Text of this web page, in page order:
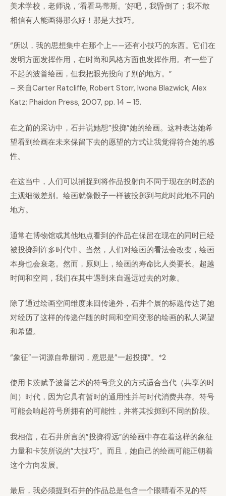
美术学校，老师说，’看看马蒂斯。’好吧，我昏倒了；我不敢
相信有人能画得那么好！那是大技巧。
“所以，我的思想集中在那个上——还有小技巧的东西。它们在
发明方面发挥作用，在时尚和风格方面也发挥作用。有一些了
不起的波普绘画，但我把眼光投向了别的地方。”
– 来自Carter Ratcliffe, Robert Storr, Iwona Blazwick, Alex
Katz; Phaidon Press, 2007, pp. 14 – 15.
在之前的采访中，石井说她想”投掷”她的绘画。这种表达她希
望看到绘画在未来保留下去的愿望的方式让我觉得符合她的感
性。
在这当中，人们可以捕捉到将作品投射向不同于现在的时态的
主观细微差别。绘画就像骰子一样被投掷到与此时此地不同的
地方。
通常在博物馆或其他地点看到的作品在保留在现在的同时已经
被投掷到许多时代中。当然，人们对绘画的看法会改变，绘画
本身也会衰老。然而，原则上，绘画的寿命比人类要长。超越
时间和空间，我们在其中遇到来自遥远过去的对象。
除了通过绘画空间维度来回传递外，石井个展的标题传达了她
对经历了这样的传递伴随的时间和空间变形的绘画的私人渴望
和希望。
“象征”一词源自希腊词，意思是”一起投掷”。*2
使用卡茨赋予波普艺术的符号意义的方式适合当代（共享的时
间）时代，因为它具有暂时的通用性并与时代消费共存。符号
可能会响起符号所拥有的可能性，并将其投掷到不同的阶段。
我相信，在石井所言的”投掷得远”的绘画中存在着这样的象征
力量和卡茨所说的”大技巧”。而且，她自己的绘画可能正朝着
这个方向发展。
最后，我必须提到石井的作品总是包含一个眼睛看不见的符